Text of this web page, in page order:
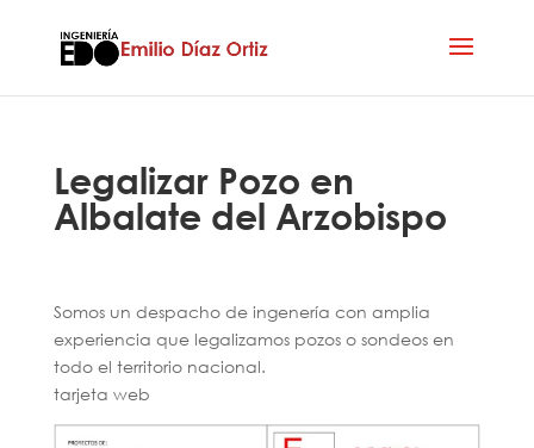
Legalizar Pozo en
Albalate del Arzobispo
Somos un despacho de ingenería con amplia
experiencia que legalizamos pozos o sondeos en
todo el territorio nacional.
tarjeta web